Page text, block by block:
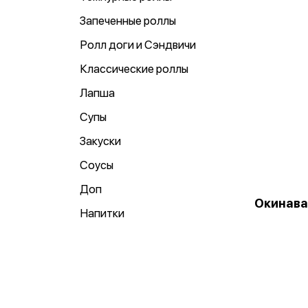
Запеченные роллы
Ролл доги и Сэндвичи
Классические роллы
Лапша
Супы
Закуски
Соусы
Доп
Напитки
Окинава